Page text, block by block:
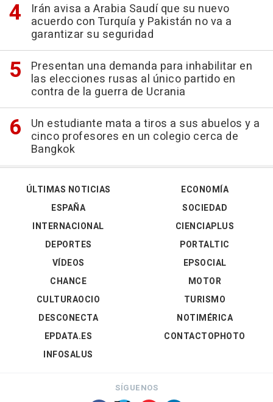
Irán avisa a Arabia Saudí que su nuevo
acuerdo con Turquía y Pakistán no va a
garantizar su seguridad
Presentan una demanda para inhabilitar en
las elecciones rusas al único partido en
contra de la guerra de Ucrania
Un estudiante mata a tiros a sus abuelos y a
cinco profesores en un colegio cerca de
Bangkok
ÚLTIMAS NOTICIAS
ESPAÑA
INTERNACIONAL
DEPORTES
VÍDEOS
ECONOMÍA
SOCIEDAD
CIENCIAPLUS
PORTALTIC
EPSOCIAL
CHANCE
CULTURAOCIO
DESCONECTA
EPDATA.ES
INFOSALUS
MOTOR
TURISMO
NOTIMÉRICA
CONTACTOPHOTO
SÍGUENOS